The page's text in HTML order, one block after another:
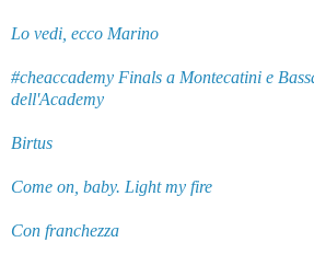
Lo vedi, ecco Marino
#cheaccademy Finals a Montecatini e
dell'Academy
Birtus
Come on, baby. Light my fire
Con franchezza